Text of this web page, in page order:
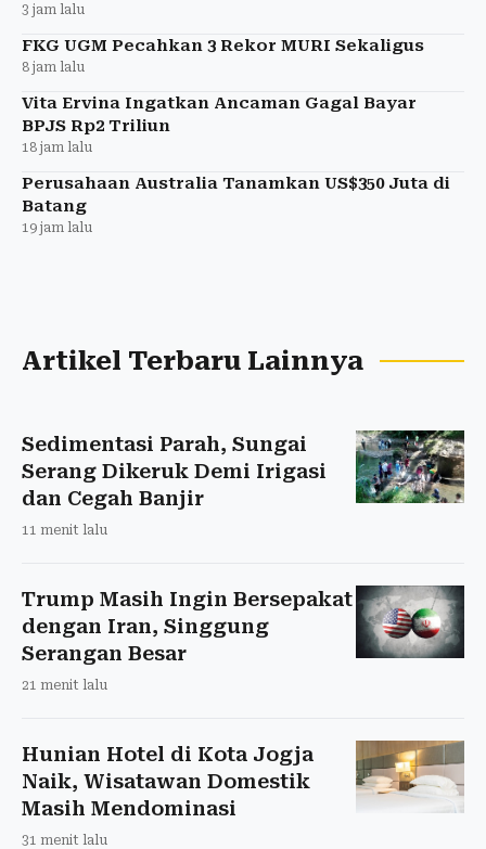
3 jam lalu
FKG UGM Pecahkan 3 Rekor MURI Sekaligus
8 jam lalu
Vita Ervina Ingatkan Ancaman Gagal Bayar
BPJS Rp2 Triliun
18 jam lalu
Perusahaan Australia Tanamkan US$350 Juta di
Batang
19 jam lalu
Artikel Terbaru Lainnya
Sedimentasi Parah, Sungai
Serang Dikeruk Demi Irigasi
dan Cegah Banjir
11 menit lalu
Trump Masih Ingin Bersepakat
dengan Iran, Singgung
Serangan Besar
21 menit lalu
Hunian Hotel di Kota Jogja
Naik, Wisatawan Domestik
Masih Mendominasi
31 menit lalu